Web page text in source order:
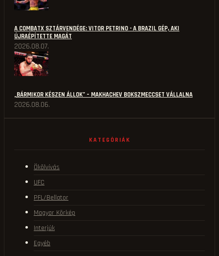
A COMBATX SZTÁRVENDÉGE: VITOR PETRINO - A BRAZIL GÉP, AKI
ÚJRAÉPÍTETTE MAGÁT
2026.08.07.
„BÁRMIKOR KÉSZEN ÁLLOK” – MAKHACHEV BOKSZMECCSET VÁLLALNA
2026.08.06.
KATEGÓRIÁK
Ökölvívás
UFC
PFL/Bellator
Magyar Körkép
Interjúk
Egyéb